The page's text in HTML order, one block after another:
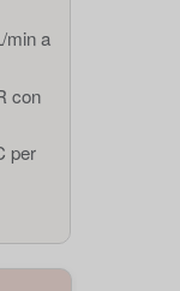
min a
con
per